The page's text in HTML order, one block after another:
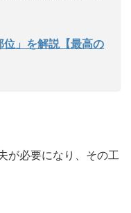
」を解説【最高の
が必要になり、その工